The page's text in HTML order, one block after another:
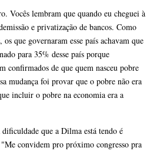
Vocês lembram que quando eu cheguei à
e privatização de bancos. Como
que governaram esse país achavam que
para 35% desse país porque
confirmados de que quem nasceu pobre
mudança foi provar que o pobre não era
incluir o pobre na economia era a
que a Dilma está tendo é
convidem pro próximo congresso pra